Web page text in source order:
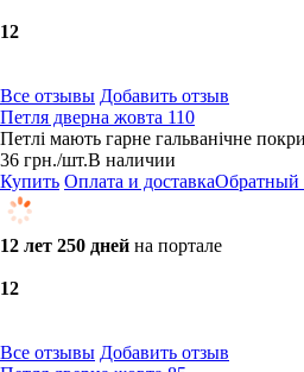
12
Все отзывы Добавить отзыв
Петля дверна жовта 110
Петлі мають гарне гальванічне
36 грн./шт.В наличии
Купить Оплата и доставкаОбратный
12 лет 250 дней на портале
12
Все отзывы Добавить отзыв